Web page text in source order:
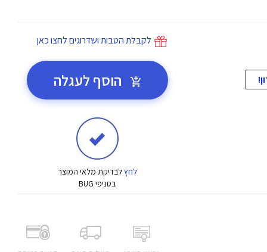
לקבלת הטבות ושדרוגים לחצו כאן
הוסף לעגלה
לחץלבדיקת מלאי המוצר
בסניפי BUG